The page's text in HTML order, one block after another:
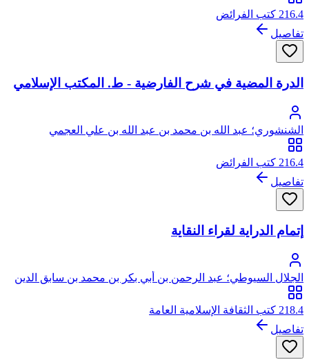
216.4 كتب الفرائض
تفاصيل
الدرة المضية في شرح الفارضية - ط. المكتب الإسلامي
الشنشوري؛ عبد الله بن محمد بن عبد الله بن علي العجمي
الشنشوري
216.4 كتب الفرائض
تفاصيل
إتمام الدراية لقراء النقاية
الجلال السيوطي؛ عبد الرحمن بن أبي بكر بن محمد بن سابق الدين
الخضيري السيوطي، جلال الدين
218.4 كتب الثقافة الإسلامية العامة
تفاصيل